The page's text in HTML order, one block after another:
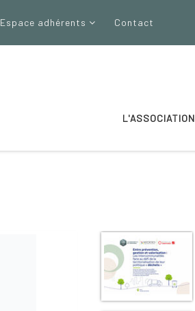
Espace adhérents Contact
L'ASSOCIATION